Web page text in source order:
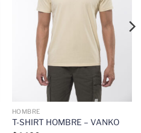
HOMBRE
T-SHIRT HOMBRE – VANKO